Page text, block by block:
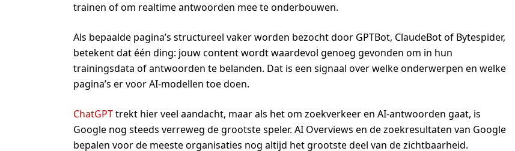
trainen of om realtime antwoorden mee te onderbouwen.
Als bepaalde pagina’s structureel vaker worden bezocht door GPTBot, ClaudeBot of Bytespider,
betekent dat één ding: jouw content wordt waardevol genoeg gevonden om in hun
trainingsdata of antwoorden te belanden. Dat is een signaal over welke onderwerpen en welke
pagina’s er voor AI-modellen toe doen.
ChatGPTtrekt hier veel aandacht, maar als het om zoekverkeer en AI-antwoorden gaat, is
Google nog steeds verreweg de grootste speler. AI Overviews en de zoekresultaten van Google
bepalen voor de meeste organisaties nog altijd het grootste deel van de zichtbaarheid.